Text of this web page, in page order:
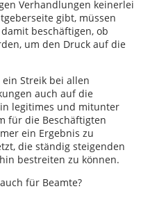
Verhandlungen keinerlei
gibt, müssen
beschäftigen, ob
um den Druck auf die
Streik bei allen
auch auf die
legitimes und mitunter
für die Beschäftigten
ein Ergebnis zu
die ständig steigenden
bestreiten zu können.
für Beamte?